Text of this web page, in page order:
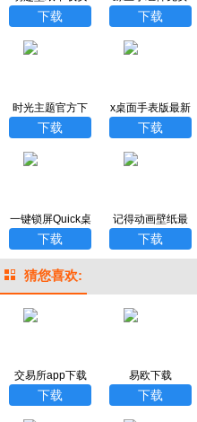
装最新版
下载
版
下载
时光主题官方下
载
下载
x桌面手表版最新
版下载
下载
一键锁屏Quick桌
面壁纸
下载
记得动画壁纸最
新版
下载
猜您喜欢:
交易所app下载
下载
易欧下载
下载